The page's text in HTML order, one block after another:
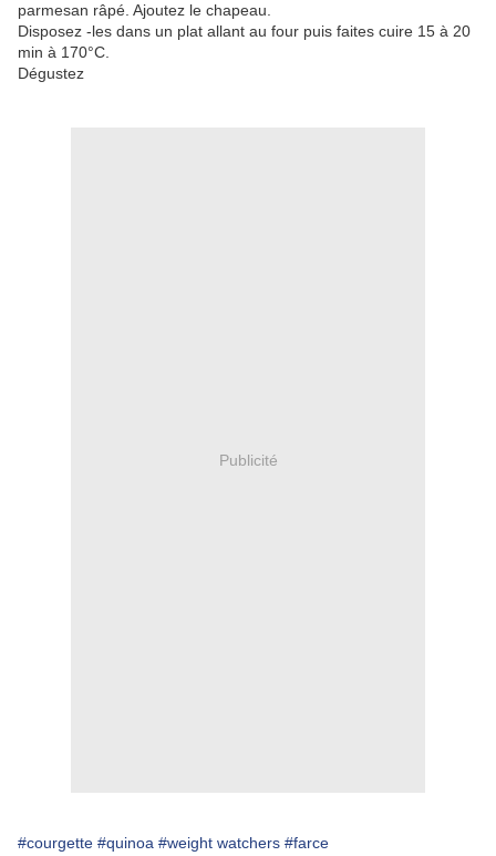
parmesan râpé. Ajoutez le chapeau.
Disposez -les dans un plat allant au four puis faites cuire 15 à 20
min à 170°C.
Dégustez
Publicité
#courgette #quinoa #weight watchers #farce